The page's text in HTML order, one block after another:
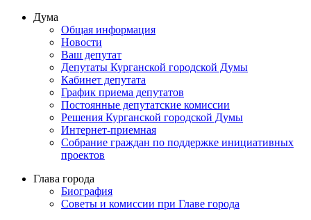
Дума
Общая информация
Новости
Ваш депутат
Депутаты Курганской городской Думы
Кабинет депутата
График приема депутатов
Постоянные депутатские комиссии
Решения Курганской городской Думы
Интернет-приемная
Собрание граждан по поддержке инициативных
проектов
Глава города
Биография
Советы и комиссии при Главе города